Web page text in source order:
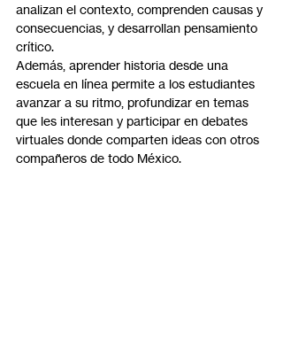
analizan el contexto, comprenden causas y
consecuencias, y desarrollan pensamiento
crítico.
Además, aprender historia desde una
escuela en línea permite a los estudiantes
avanzar a su ritmo, profundizar en temas
que les interesan y participar en debates
virtuales donde comparten ideas con otros
compañeros de todo México.